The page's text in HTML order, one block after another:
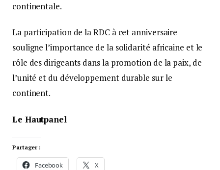
continentale.
La participation de la RDC à cet anniversaire
souligne l’importance de la solidarité africaine et le
rôle des dirigeants dans la promotion de la paix, de
l’unité et du développement durable sur le
continent.
Le Hautpanel
Partager :
Facebook X